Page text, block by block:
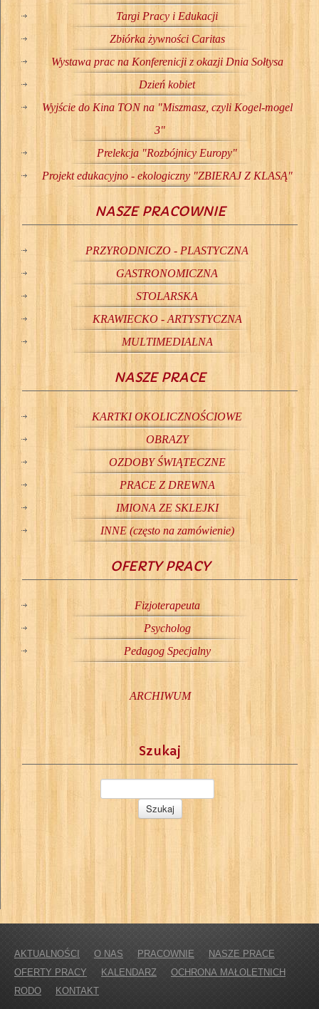
Targi Pracy i Edukacji
Zbiórka żywności Caritas
Wystawa prac na Konferenicji z okazji Dnia Sołtysa
Dzień kobiet
Wyjście do Kina TON na "Miszmasz, czyli Kogel-mogel
3"
Prelekcja "Rozbójnicy Europy"
Projekt edukacyjno - ekologiczny "ZBIERAJ Z KLASĄ"
NASZE PRACOWNIE
PRZYRODNICZO - PLASTYCZNA
GASTRONOMICZNA
STOLARSKA
KRAWIECKO - ARTYSTYCZNA
MULTIMEDIALNA
NASZE PRACE
KARTKI OKOLICZNOŚCIOWE
OBRAZY
OZDOBY ŚWIĄTECZNE
PRACE Z DREWNA
IMIONA ZE SKLEJKI
INNE (często na zamówienie)
OFERTY PRACY
Fizjoterapeuta
Psycholog
Pedagog Specjalny
ARCHIWUM
Szukaj
AKTUALNOŚCI O NAS PRACOWNIE
NASZE PRACE
OFERTY PRACY
KALENDARZ
OCHRONA MAŁOLETNICH
RODO
KONTAKT